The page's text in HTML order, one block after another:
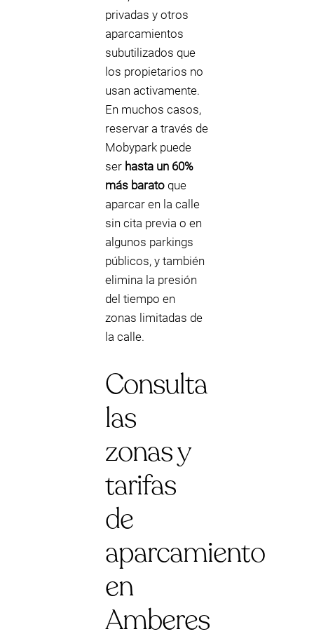
privadas y otros
aparcamientos
subutilizados que
los propietarios no
usan activamente.
En muchos casos,
reservar a través de
Mobypark puede
ser hasta un 60%
más barato que
aparcar en la calle
sin cita previa o en
algunos parkings
públicos, y también
elimina la presión
del tiempo en
zonas limitadas de
la calle.
Consulta
las
zonas y
tarifas
de
aparcamiento
en
Amberes